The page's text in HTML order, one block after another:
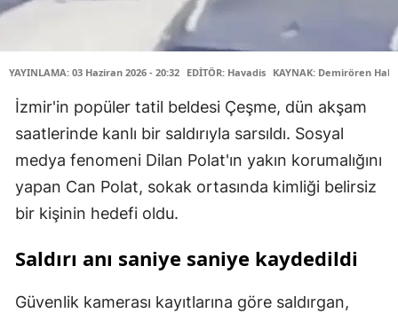
YAYINLAMA: 03 Haziran 2026 - 20:32 EDİTÖR: Havadis KAYNAK: Demirören
İzmir'in popüler tatil beldesi Çeşme, dün akşam
saatlerinde kanlı bir saldırıyla sarsıldı. Sosyal
medya fenomeni Dilan Polat'ın yakın korumalığını
yapan Can Polat, sokak ortasında kimliği belirsiz
bir kişinin hedefi oldu.
Saldırı anı saniye saniye kaydedildi
Güvenlik kamerası kayıtlarına göre saldırgan,